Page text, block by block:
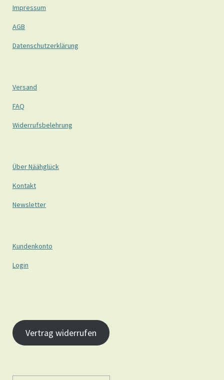
Impressum
AGB
Datenschutzerklärung
Versand
FAQ
Widerrufsbelehrung
Über Näähglück
Kontakt
Newsletter
Kundenkonto
Login
Vertrag widerrufen